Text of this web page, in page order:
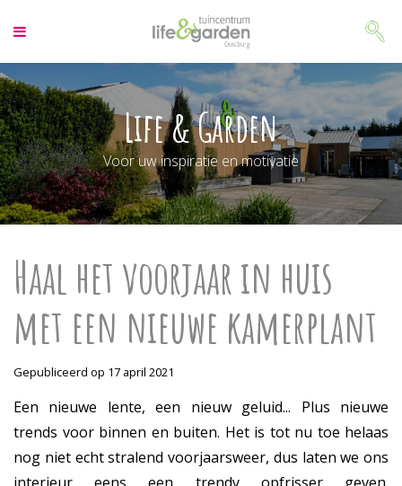
a
a
r
c
o
n
t
e
n
Life & Garden
Voor uw inspiratie en motivatie
Haal het voorjaar in huis
met een nieuwe kamerplant
Gepubliceerd op 17 april 2021
Een nieuwe lente, een nieuw geluid... Plus nieuwe
trends voor binnen en buiten. Het is tot nu toe helaas
nog niet echt stralend voorjaarsweer, dus laten we ons